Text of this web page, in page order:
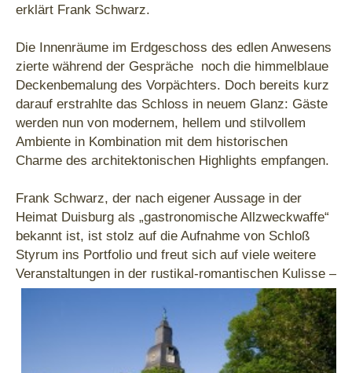
erklärt Frank Schwarz.
Die Innenräume im Erdgeschoss des edlen Anwesens
zierte während der Gespräche noch die himmelblaue
Deckenbemalung des Vorpächters. Doch bereits kurz
darauf erstrahlte das Schloss in neuem Glanz: Gäste
werden nun von modernem, hellem und stilvollem
Ambiente in Kombination mit dem historischen
Charme des architektonischen Highlights empfangen.
Frank Schwarz, der nach eigener Aussage in der
Heimat Duisburg als „gastronomische Allzweckwaffe“
bekannt ist, ist stolz auf die Aufnahme von Schloß
Styrum ins Portfolio und freut sich auf viele weitere
Veranstaltungen in der rustikal-romantischen Kulisse –